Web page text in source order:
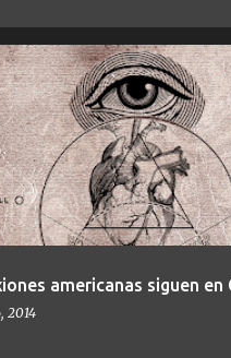
americanas siguen en
2014